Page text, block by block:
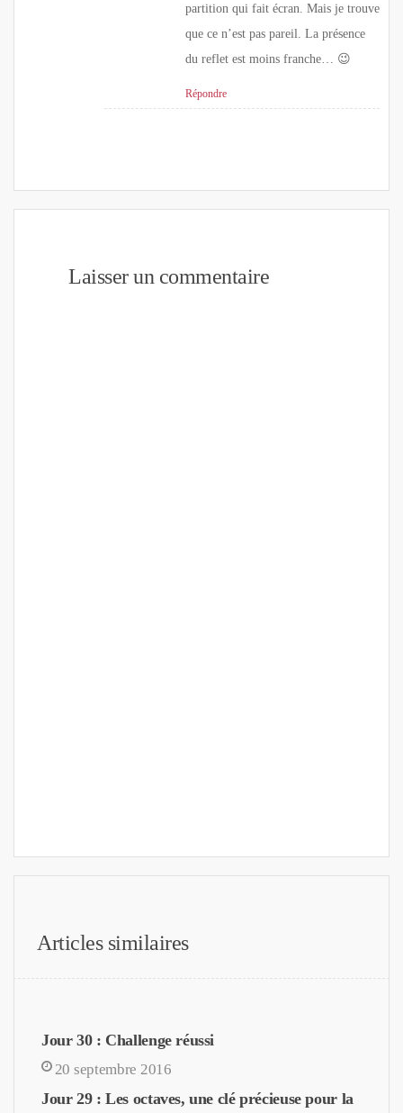
partition qui fait écran. Mais je trouve
que ce n’est pas pareil. La présence
du reflet est moins franche… 😉
Répondre
Laisser un commentaire
Articles similaires
Jour 30 : Challenge réussi
20 septembre 2016
Jour 29 : Les octaves, une clé précieuse pour la